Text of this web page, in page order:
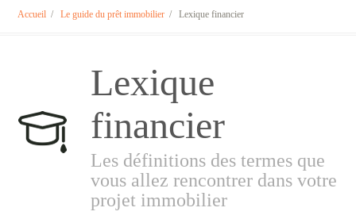
Accueil /Le guide du prêt immobilier /Lexique financier
Lexique
financier
Les définitions des termes que
vous allez rencontrer dans votre
projet immobilier